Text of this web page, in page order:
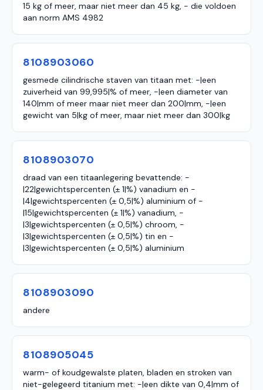
15 kg of meer, maar niet meer dan 45 kg, - die voldoen
aan norm AMS 4982
8108903060
gesmede cilindrische staven van titaan met: -|een
zuiverheid van 99,995|% of meer, -|een diameter van
140|mm of meer maar niet meer dan 200|mm, -|een
gewicht van 5|kg of meer, maar niet meer dan 300|kg
8108903070
draad van een titaanlegering bevattende: -
|22|gewichtspercenten (± 1|%) vanadium en -
|4|gewichtspercenten (± 0,5|%) aluminium of -
|15|gewichtspercenten (± 1|%) vanadium, -
|3|gewichtspercenten (± 0,5|%) chroom, -
|3|gewichtspercenten (± 0,5|%) tin en -
|3|gewichtspercenten (± 0,5|%) aluminium
8108903090
andere
8108905045
warm- of koudgewalste platen, bladen en stroken van
niet-gelegeerd titanium met: -|een dikte van 0,4|mm of